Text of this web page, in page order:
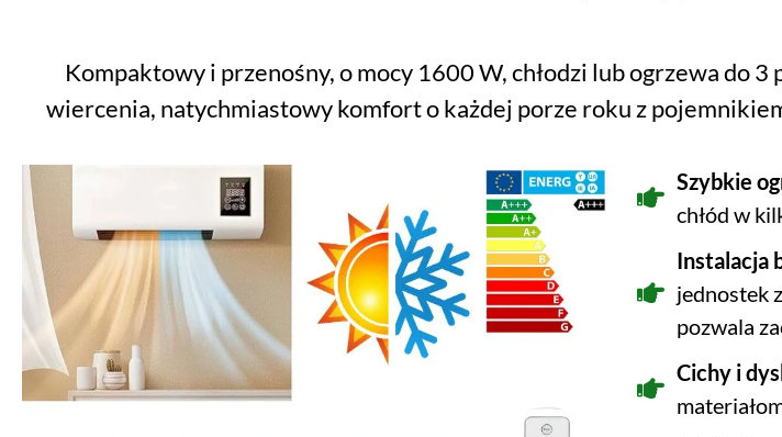
Kompaktowy i przenośny, o mocy 1600 W, chłodzi lub ogrzewa do
wiercenia, natychmiastowy komfort o każdej porze roku z
Szybkie
chłód w
Instalacja
jednostek
pozwala
Cichy i